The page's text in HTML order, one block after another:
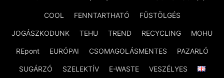
COOL FENNTARTHATÓ FÜSTÖLGÉS
JOGÁSZKODUNK TEHU TREND RECYCLING MOHU
REpont EURÓPAI CSOMAGOLÁSMENTES PAZARLÓ
SUGÁRZÓ SZELEKTÍV E-WASTE VESZÉLYES